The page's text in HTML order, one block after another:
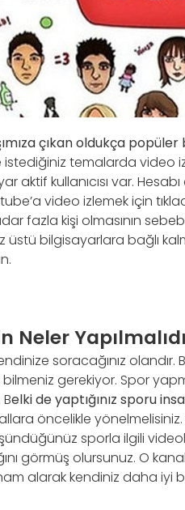
çıkan oldukça
temalarda video
aktif kullanıcısı var.
video izlemek için
fazla kişi olmasının
üstü bilgisayarlara bağlı
Neler
soracağınız
gerekiyor. Spor
elki de yaptığınız sporu
öncelikle
sporla ilgili
görmüş olursunuz. O
alarak kendiniz daha iyi